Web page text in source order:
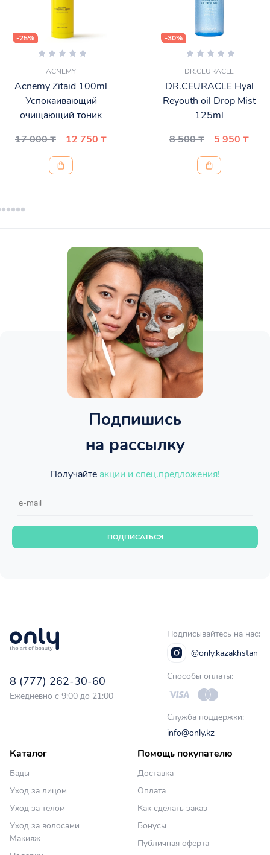
-25%
ACNEMY
Acnemy Zitaid 100ml
Успокаивающий
очищающий тоник
17 000 ₸
12 750 ₸
-30%
DR.CEURACLE
DR.CEURACLE Hyal
Reyouth oil Drop Mist
125ml
8 500 ₸
5 950 ₸
Подпишись
на рассылку
Получайте акции и спец.предложения!
ПОДПИСАТЬСЯ
8 (777) 262-30-60
Ежедневно с 9:00 до 21:00
Подписывайтесь на нас:
@only.kazakhstan
Способы оплаты:
Служба поддержки:
info@only.kz
Каталог
Бады
Уход за лицом
Уход за телом
Уход за волосами
Макияж
Помощь покупателю
Доставка
Оплата
Как сделать заказ
Бонусы
Публичная оферта